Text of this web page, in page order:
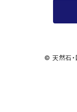
300,000円〜
© 天然石・